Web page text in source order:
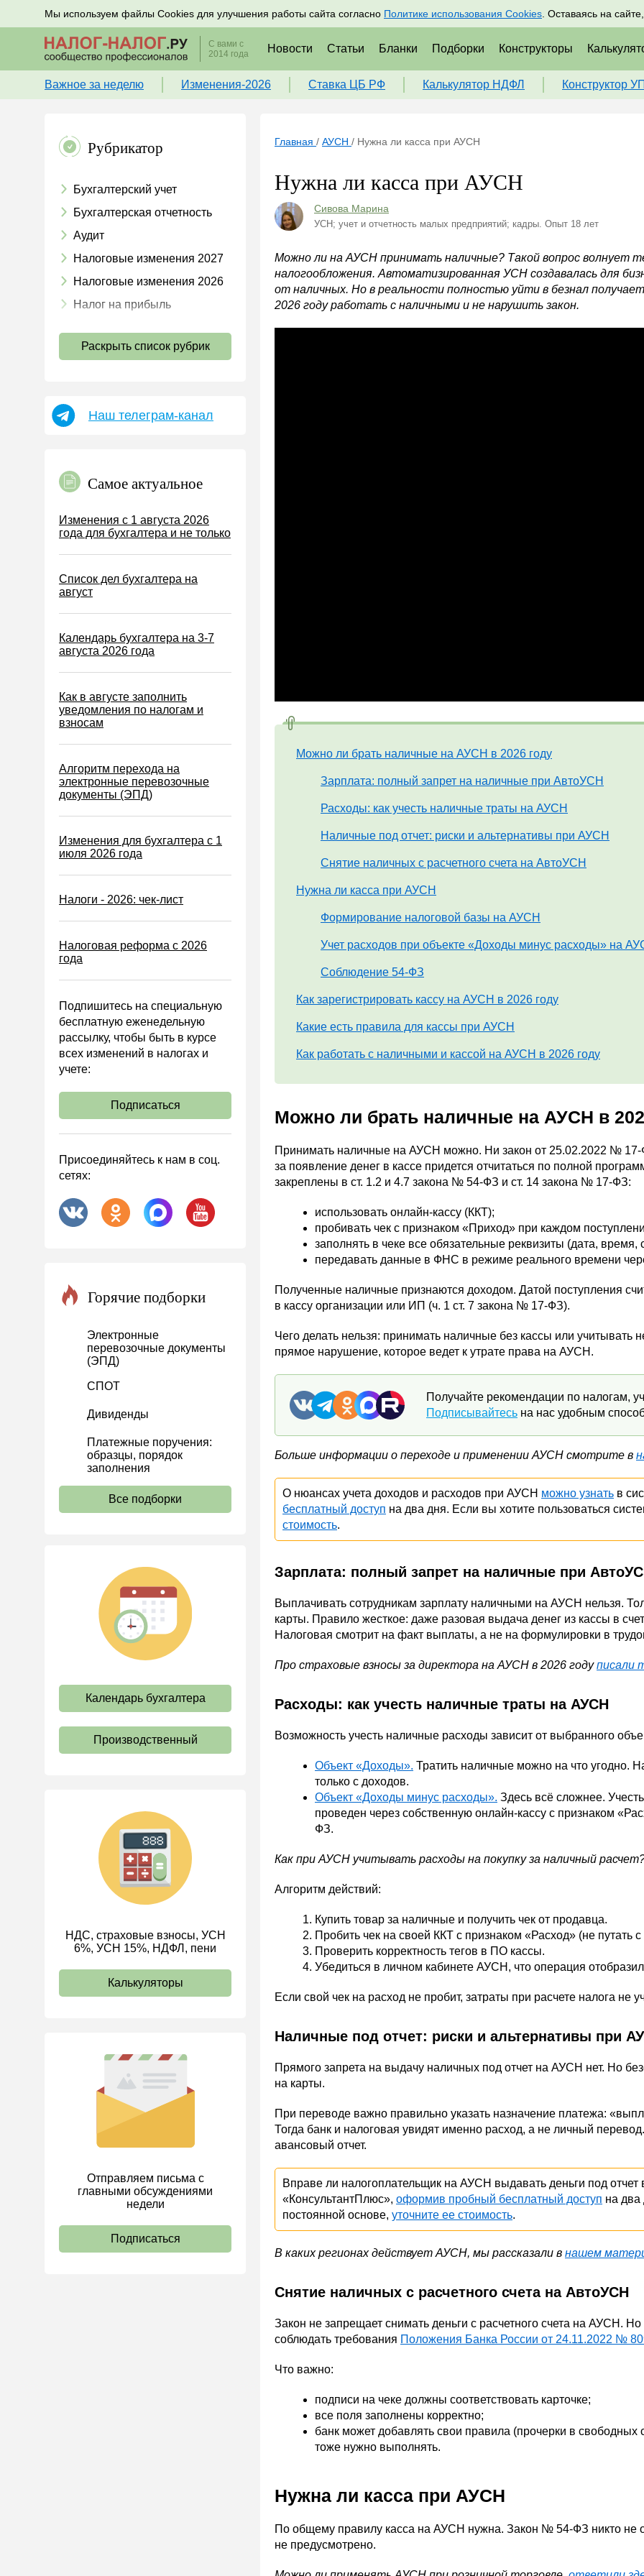
Мы используем файлы Cookies для улучшения работы сайта согласно Политике использования Cookies . Оставаясь на
Подписывайтесь на новости по налогам, учету и кадрам Подписаться
С вами с
2014 года
Новости Статьи Бланки Подборки Конструкторы
Важное за неделю Изменения-2026 Ставка ЦБ РФ Калькулятор НДФЛ Конструктор
Рубрикатор
Бухгалтерский учет
Бухгалтерская отчетность
Аудит
Налоговые изменения 2027
Налоговые изменения 2026
Налог на прибыль
Страховые взносы 2026
УСН
Земельный налог
Налог на рекламу
Торговый сбор
Туристический налог
Водный налог
Экологический налог
Налог на игорный бизнес
Акцизы
Уплата налогов (взносов)
Возврат и зачет налогов
Налоговые проверки
Самозанятые
Банк
Онлайн-кассы ККТ ККМ
Блокировка счета
МСФО
деятельности (АХД)
Охрана труда и аттестация
Охрана труда
Валютные операции
Налоговая система РФ
Налоговое планирование
Договоры
АО
Проекты
Банк касса
Расчеты
Учет МПЗ
Зарплаты и кадры
Основы трудового
Прием на работу и переводы
Коллективный договор и
локальные акты
Рабочее время и режим
труда
Отпуск и время отдыха
Ответственность и
взыскания
Пенсии
должностные инструкции
Трудовые книжки
Кадровые документы и
образцы
Персональные данные
ИП
Раскрыть список рубрик
Наш телеграм-канал
Самое актуальное
Изменения с 1 августа 2026
года для бухгалтера и не только
Список дел бухгалтера на
август
Календарь бухгалтера на 3-7
августа 2026 года
Как в августе заполнить
уведомления по налогам и
взносам
Алгоритм перехода на
электронные перевозочные
документы (ЭПД)
Изменения для бухгалтера с 1
июля 2026 года
Налоги - 2026: чек-лист
Налоговая реформа с 2026
года
Подпишитесь на специальную
бесплатную еженедельную
рассылку, чтобы быть в курсе
всех изменений в налогах и
учете:
Подписаться
Присоединяйтесь к нам в соц.
сетях:
Горячие подборки
Электронные
перевозочные документы
(ЭПД)
СПОТ
Дивиденды
Платежные поручения:
образцы, порядок
заполнения
Все подборки
Календарь бухгалтера
Производственный
НДС, страховые взносы, УСН
6%, УСН 15%, НДФЛ, пени
Калькуляторы
Отправляем письма с
главными обсуждениями
недели
Подписаться
Главная / АУСН / Нужна ли касса при АУСН
Нужна ли касса при АУСН
Сивова Марина
УСН; учет и отчетность малых предприятий; кадры. Опыт 18 лет
Можно ли на АУСН принимать наличные? Такой вопрос волнует
налогообложения. Автоматизированная УСН создавалась для
от наличных. Но в реальности полностью уйти в безнал
2026 году работать с наличными и не нарушить закон.
Можно ли брать наличные на АУСН в 2026 году
Зарплата: полный запрет на наличные при АвтоУСН
Расходы: как учесть наличные траты на АУСН
Наличные под отчет: риски и альтернативы при АУСН
Снятие наличных с расчетного счета на АвтоУСН
Нужна ли касса при АУСН
Формирование налоговой базы на АУСН
Учет расходов при объекте «Доходы минус расходы» на
Соблюдение 54-ФЗ
Как зарегистрировать кассу на АУСН в 2026 году
Какие есть правила для кассы при АУСН
Как работать с наличными и кассой на АУСН в 2026 году
Можно ли брать наличные на АУСН в
Принимать наличные на АУСН можно. Ни закон от 25.02.2022 №
за появление денег в кассе придется отчитаться по полной
закреплены в ст. 1.2 и 4.7 закона № 54-ФЗ и ст. 14 закона № 17-ФЗ:
использовать онлайн-кассу (ККТ);
пробивать чек с признаком «Приход» при каждом
заполнять в чеке все обязательные реквизиты (дата,
передавать данные в ФНС в режиме реального времени
Полученные наличные признаются доходом. Датой поступления
в кассу организации или ИП (ч. 1 ст. 7 закона № 17-ФЗ).
Чего делать нельзя: принимать наличные без кассы или
прямое нарушение, которое ведет к утрате права на АУСН.
Получайте рекомендации по налогам,
Подписывайтесь на нас удобным
Больше информации о переходе и применении АУСН смотрите в
О нюансах учета доходов и расходов при АУСН можно узнать в
бесплатный доступ на два дня. Если вы хотите пользоваться
стоимость.
Зарплата: полный запрет на наличные при
Выплачивать сотрудникам зарплату наличными на АУСН нельзя.
карты. Правило жесткое: даже разовая выдача денег из кассы в
Налоговая смотрит на факт выплаты, а не на формулировки в
Про страховые взносы за директора на АУСН в 2026 годуписали
Расходы: как учесть наличные траты на АУСН
Возможность учесть наличные расходы зависит от выбранного
Объект «Доходы». Тратить наличные можно на что угодно.
только с доходов.
Объект «Доходы минус расходы». Здесь всё сложнее.
проведен через собственную онлайн-кассу с признаком
ФЗ.
Как при АУСН учитывать расходы на покупку за наличный
Алгоритм действий:
Купить товар за наличные и получить чек от продавца.
Пробить чек на своей ККТ с признаком «Расход» (не путать
Проверить корректность тегов в ПО кассы.
Убедиться в личном кабинете АУСН, что операция
Если свой чек на расход не пробит, затраты при расчете налога не
Наличные под отчет: риски и альтернативы при
Прямого запрета на выдачу наличных под отчет на АУСН нет. Но
на карты.
При переводе важно правильно указать назначение платежа:
Тогда банк и налоговая увидят именно расход, а не личный
авансовый отчет.
Вправе ли налогоплательщик на АУСН выдавать деньги под
«КонсультантПлюс», оформив пробный бесплатный доступ на два
постоянной основе, уточните ее стоимость.
В каких регионах действует АУСН, мы рассказали в нашем
Снятие наличных с расчетного счета на АвтоУСН
Закон не запрещает снимать деньги с расчетного счета на АУСН.
соблюдать требования Положения Банка России от 24.11.2022 №
Что важно:
подписи на чеке должны соответствовать карточке;
все поля заполнены корректно;
банк может добавлять свои правила (прочерки в
тоже нужно выполнять.
Нужна ли касса при АУСН
По общему правилу касса на АУСН нужна. Закон № 54-ФЗ никто не
не предусмотрено.